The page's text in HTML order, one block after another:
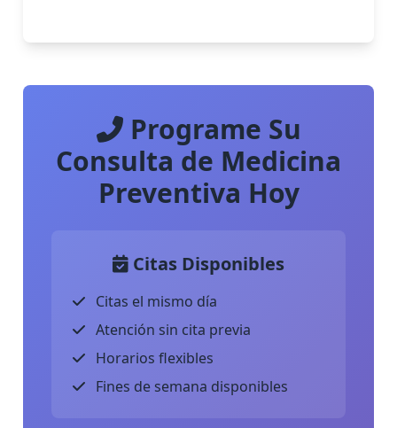
Programe Su
Consulta de Medicina
Preventiva Hoy
Citas Disponibles
Citas el mismo día
Atención sin cita previa
Horarios flexibles
Fines de semana disponibles